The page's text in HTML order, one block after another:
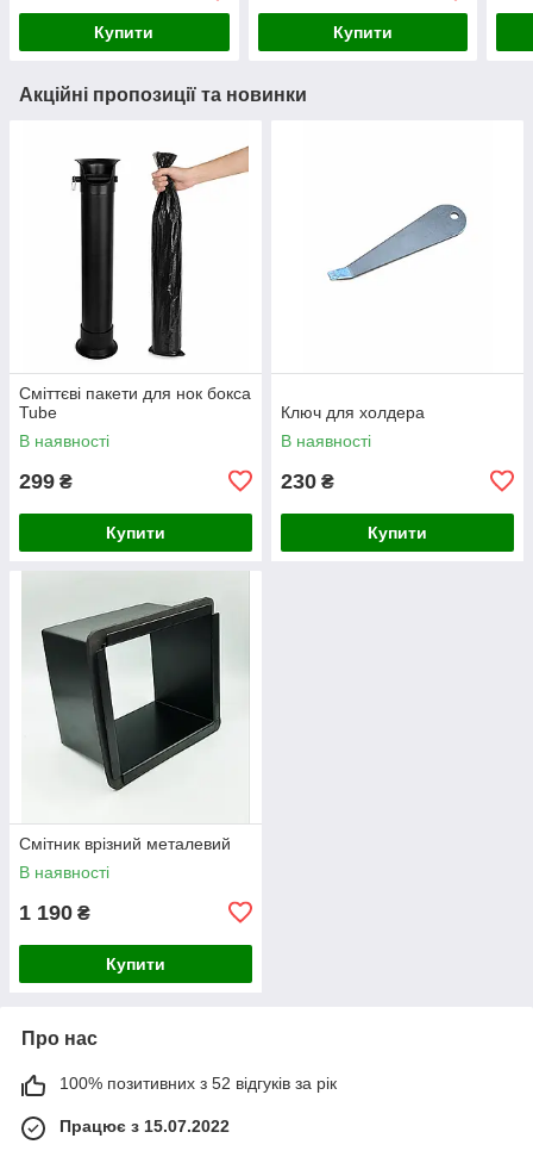
Купити Купити
Акційні пропозиції та новинки
Сміттєві пакети для нок бокса
Tube
В наявності
299 ₴
Купити
Ключ для холдера
В наявності
230 ₴
Купити
Смітник врізний металевий
В наявності
1 190 ₴
Купити
Про нас
100% позитивних з 52 відгуків за рік
Працює з 15.07.2022